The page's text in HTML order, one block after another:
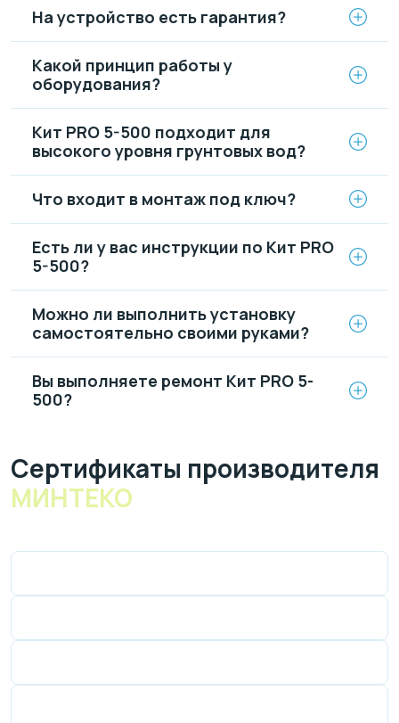
На устройство есть гарантия?
Какой принцип работы у
оборудования?
Кит PRO 5-500 подходит для
высокого уровня грунтовых вод?
Что входит в монтаж под ключ?
Есть ли у вас инструкции по Кит PRO
5-500?
Можно ли выполнить установку
самостоятельно своими руками?
Вы выполняете ремонт Кит PRO 5-
500?
Cертификаты производителя
МИНТЕКО